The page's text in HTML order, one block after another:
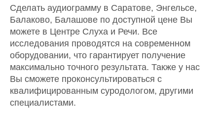
Сделать аудиограмму в Саратове, Энгельсе,
Балаково, Балашове по доступной цене Вы
можете в Центре Слуха и Речи. Все
исследования проводятся на современном
оборудовании, что гарантирует получение
максимально точного результата. Также у нас
Вы сможете проконсультироваться с
квалифицированным суродологом, другими
специалистами.